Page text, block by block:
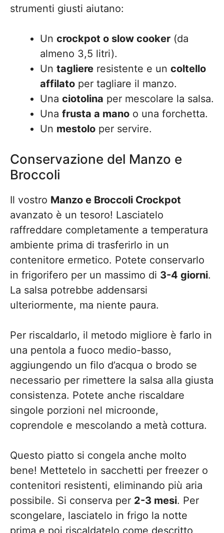
strumenti giusti aiutano:
Un crockpot o slow cooker (da
almeno 3,5 litri).
Un tagliere resistente e un coltello
affilato per tagliare il manzo.
Una ciotolina per mescolare la salsa.
Una frusta a mano o una forchetta.
Un mestolo per servire.
Conservazione del Manzo e
Broccoli
Il vostro Manzo e Broccoli Crockpot
avanzato è un tesoro! Lasciatelo
raffreddare completamente a temperatura
ambiente prima di trasferirlo in un
contenitore ermetico. Potete conservarlo
in frigorifero per un massimo di 3-4 giorni.
La salsa potrebbe addensarsi
ulteriormente, ma niente paura.
Per riscaldarlo, il metodo migliore è farlo in
una pentola a fuoco medio-basso,
aggiungendo un filo d’acqua o brodo se
necessario per rimettere la salsa alla giusta
consistenza. Potete anche riscaldare
singole porzioni nel microonde,
coprendole e mescolando a metà cottura.
Questo piatto si congela anche molto
bene! Mettetelo in sacchetti per freezer o
contenitori resistenti, eliminando più aria
possibile. Si conserva per 2-3 mesi. Per
scongelare, lasciatelo in frigo la notte
prima e poi riscaldatelo come descritto